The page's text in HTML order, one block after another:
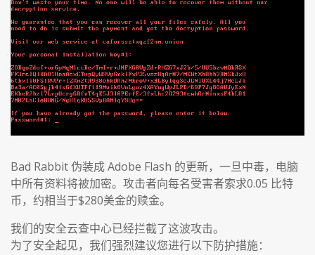
Bad Rabbit 伪装成 Adobe Flash 的更新，一旦中毒，电脑
中所有资料将被加密。攻击者向每名受害者索求0.05 比特
币，约相当于$280美金的赎金。
我们的安全云查中心已经拦截了这波攻击。
为了安全起见，我们强烈建议您进行以下防护措施：